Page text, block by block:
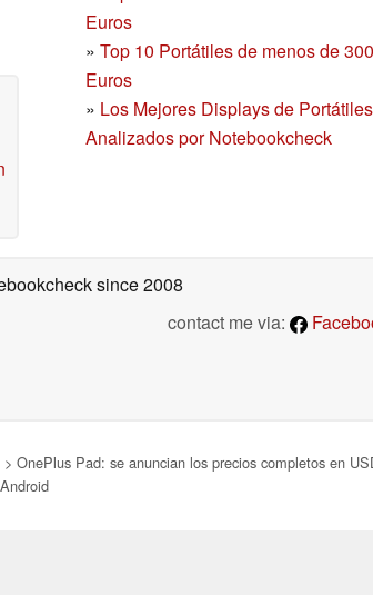
Euros
» Top 10 Portátiles de menos de 300
Euros
» Los Mejores Displays de Portátiles
Analizados por Notebookcheck
since 2008
contact me via:
> OnePlus Pad: se anuncian los precios completos en